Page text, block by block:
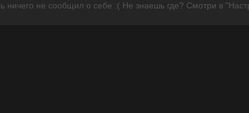
ничего не сообщил о себе :( Не знаешь где? Смотри в